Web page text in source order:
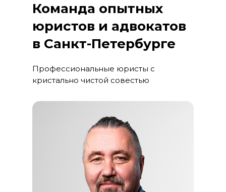
Команда опытных
юристов и адвокатов
в Санкт-Петербурге
Профессиональные юристы с
кристально чистой совестью